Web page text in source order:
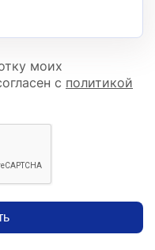
моих
с политикой